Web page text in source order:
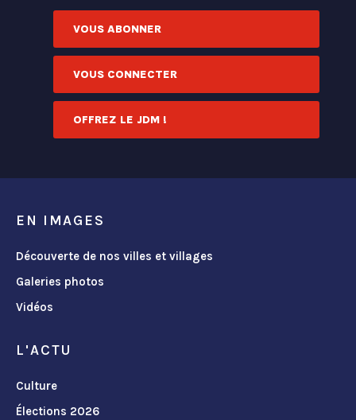
VOUS ABONNER
VOUS CONNECTER
OFFREZ LE JDM !
EN IMAGES
Découverte de nos villes et villages
Galeries photos
Vidéos
L'ACTU
Culture
Élections 2026